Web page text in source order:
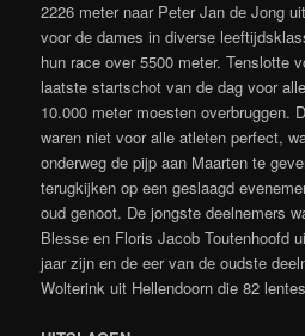
2226 meter naar Peter Jan de Jong
voor de dames in diverse
hun race over 5500 meter. Tenslotte
laatste startschot van de dag voor
10.000 meter moesten overbruggen.
waren niet voor alle atleten perfect,
onderweg de pijp aan Maarten te
terugkijken op een geslaagd
oud genoot. De jongste deelnemers
Blesse en Floris Jacob Toutenhoofd
jaar zijn en de eer van de oudste
Wolterink uit Hellendoorn die 82